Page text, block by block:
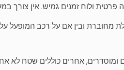
פרטית ולוח זמנים גמיש. אין צורך
ובין אם על רכב המופעל על
ומוסדרים, אחרים כוללים שטח